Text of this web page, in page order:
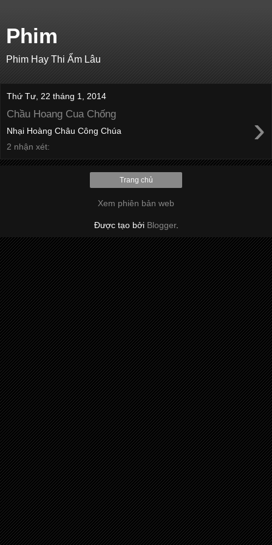
Phim
Phim Hay Thi Ẩm Lâu
Thứ Tư, 22 tháng 1, 2014
Chầu Hoang Cua Chống ›
Nhại Hoàng Châu Công Chúa
2 nhận xét:
Trang chủ
Xem phiên bản web
Được tạo bởi Blogger.